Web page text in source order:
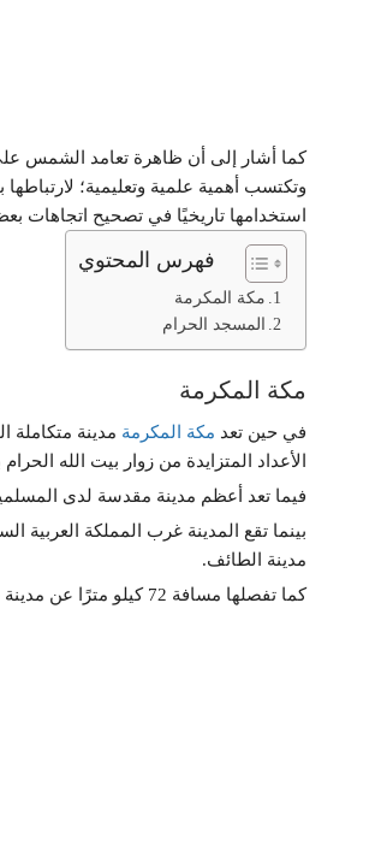
كما أشار إلى أن ظاهرة تعامد الشمس
وتكتسب أهمية علمية وتعليمية؛
استخدامها تاريخيًا في تصحيح اتجاهات
فهرس المحتوي
مكة المكرمة
المسجد الحرام
مكة المكرمة
في حين تعد مكة المكرمة مدينة متكاملة
الأعداد المتزايدة من زوار بيت الله
فيما تعد أعظم مدينة مقدسة لدى
مدينة الطائف.
كما تفصلها مسافة 72 كيلو مترًا عن مدينة جدة وساحل البحر الأحمر. ويعد ميناء جدة الإسلامي الأقرب إليها.